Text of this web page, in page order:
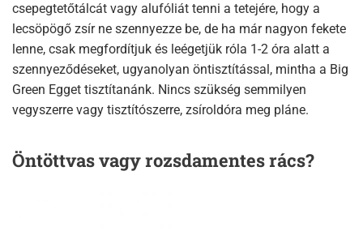
csepegtetőtálcát vagy alufóliát tenni a tetejére, hogy a
lecsöpögő zsír ne szennyezze be, de ha már nagyon fekete
lenne, csak megfordítjuk és leégetjük róla 1-2 óra alatt a
szennyeződéseket, ugyanolyan öntisztítással, mintha a Big
Green Egget tisztítanánk. Nincs szükség semmilyen
vegyszerre vagy tisztítószerre, zsíroldóra meg pláne.
Öntöttvas vagy rozsdamentes rács?